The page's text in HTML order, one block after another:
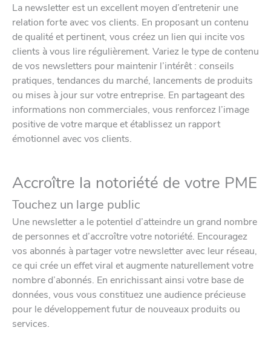
La newsletter est un excellent moyen d’entretenir une
relation forte avec vos clients. En proposant un contenu
de qualité et pertinent, vous créez un lien qui incite vos
clients à vous lire régulièrement. Variez le type de contenu
de vos newsletters pour maintenir l’intérêt : conseils
pratiques, tendances du marché, lancements de produits
ou mises à jour sur votre entreprise. En partageant des
informations non commerciales, vous renforcez l’image
positive de votre marque et établissez un rapport
émotionnel avec vos clients.
Accroître la notoriété de votre PME
Touchez un large public
Une newsletter a le potentiel d’atteindre un grand nombre
de personnes et d’accroître votre notoriété. Encouragez
vos abonnés à partager votre newsletter avec leur réseau,
ce qui crée un effet viral et augmente naturellement votre
nombre d’abonnés. En enrichissant ainsi votre base de
données, vous vous constituez une audience précieuse
pour le développement futur de nouveaux produits ou
services.